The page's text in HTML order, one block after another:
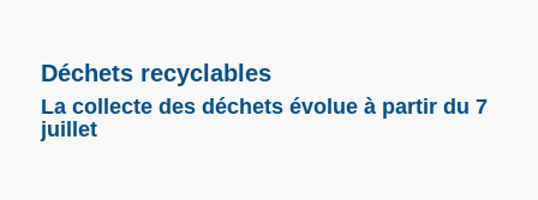
Déchets recyclables
La collecte des déchets évolue à partir du 7
juillet